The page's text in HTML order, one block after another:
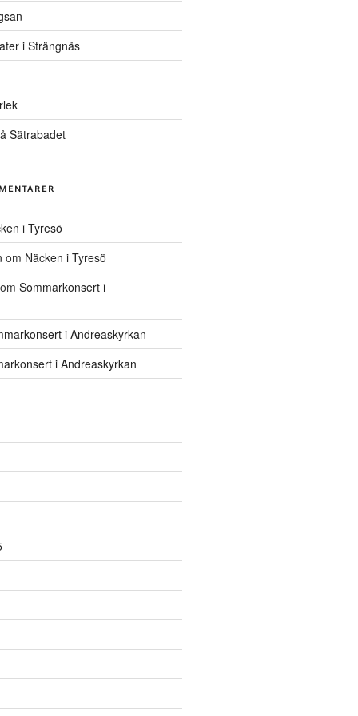
i Strängnäs
Sätrabadet
i Tyresö
om Näcken i Tyresö
Sommarkonsert i
i Andreaskyrkan
i Andreaskyrkan